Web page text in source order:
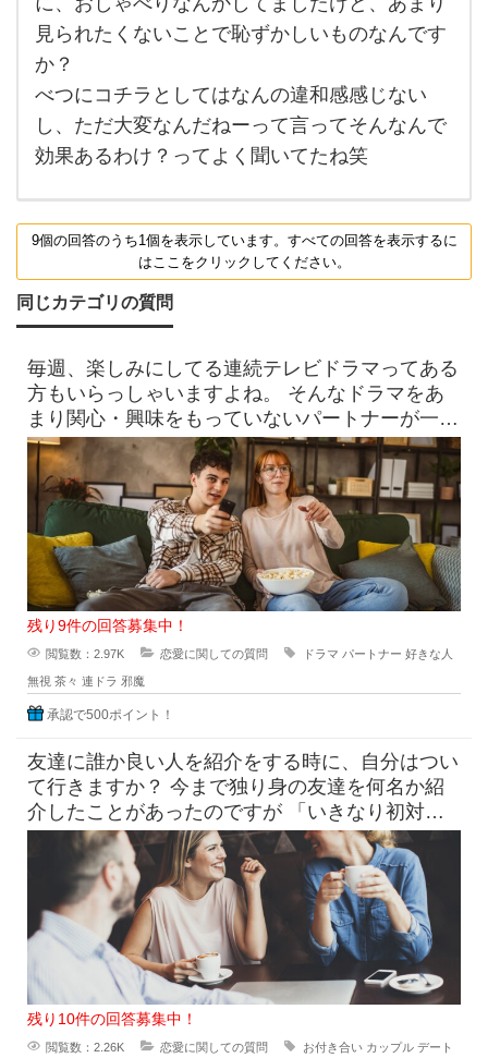
い、
ふつ
うに
マス
クシ
ート
まま
で、
ふた
くつ
でた
り
見られたくないことで恥ずかしいものなんです
か？
べつにコチラとしてはなんの違和感感じない
し、ただ大変なんだねーって言ってそんなんで
効果あるわけ？ってよく聞いてたね笑
9個の回答のうち1個を表示しています。すべての回答を表示するに
はここをクリックしてください。
同じカテゴリの質問
毎週、楽しみにしてる連続テレビドラマってある
方もいらっしゃいますよね。 そんなドラマをあ
まり関心・興味をもっていないパートナーが一緒
に見ているときに ド
残り9件の回答募集中！
閲覧数：2.97K 恋愛に関しての質問 ドラマ パートナー 好きな人
無視 茶々 連ドラ 邪魔
承認で500ポイント！
友達に誰か良い人を紹介をする時に、自分はつい
て行きますか？ 今まで独り身の友達を何名か紹
介したことがあったのですが 「いきなり初対面
同士2人で会うの緊張
残り10件の回答募集中！
閲覧数：2.26K 恋愛に関しての質問 お付き合い カップル デート